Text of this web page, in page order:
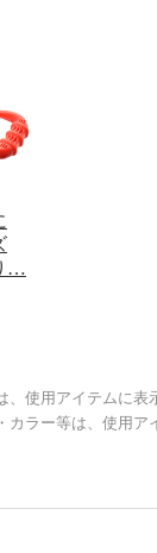
…
使用アイテムに表
ラー等は、使用ア